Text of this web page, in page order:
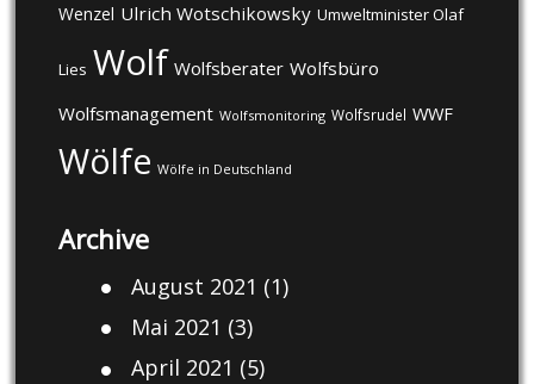
Wenzel Ulrich Wotschikowsky Umweltminister Olaf
Lies Wolf Wolfsberater Wolfsbüro
Wolfsmanagement Wolfsmonitoring Wolfsrudel WWF
Wölfe Wölfe in Deutschland
Archive
August 2021 (1)
Mai 2021 (3)
April 2021 (5)